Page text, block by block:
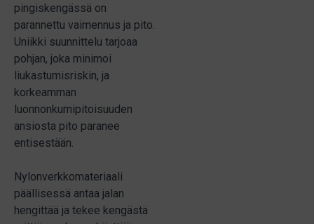
pingiskengässä on
parannettu vaimennus ja pito.
Uniikki suunnittelu tarjoaa
pohjan, joka minimoi
liukastumisriskin, ja
korkeamman
luonnonkumipitoisuuden
ansiosta pito paranee
entisestään.
Nylonverkkomateriaali
päällisessä antaa jalan
hengittää ja tekee kengästä